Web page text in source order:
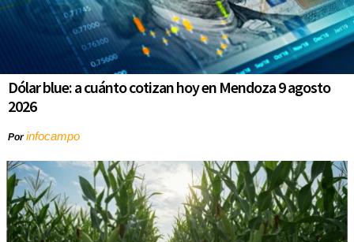
Dólar blue: a cuánto cotizan hoy en Mendoza 9 agosto
2026
Porinfocampo